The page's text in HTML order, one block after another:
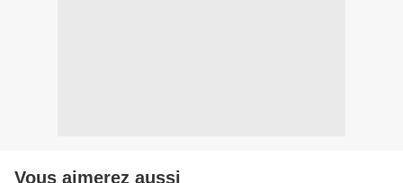
Vous aimerez aussi